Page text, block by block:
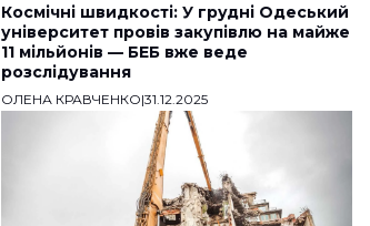
Космічні швидкості: У грудні Одеський
університет провів закупівлю на майже
11 мільйонів — БЕБ вже веде
розслідування
ОЛЕНА КРАВЧЕНКО|31.12.2025